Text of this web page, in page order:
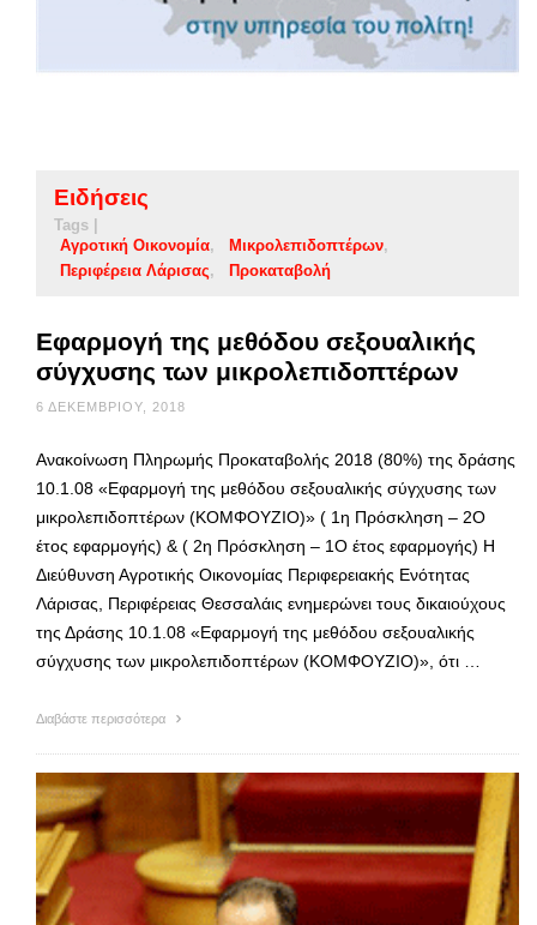
Ειδήσεις
Tags |
Αγροτική Οικονομία
Μικρολεπιδοπτέρων
Περιφέρεια Λάρισας
Προκαταβολή
Εφαρμογή της μεθόδου σεξουαλικής
σύγχυσης των μικρολεπιδοπτέρων
6 ΔΕΚΕΜΒΡΊΟΥ, 2018
Ανακοίνωση Πληρωμής Προκαταβολής 2018 (80%) της δράσης
10.1.08 «Εφαρμογή της μεθόδου σεξουαλικής σύγχυσης των
μικρολεπιδοπτέρων (ΚΟΜΦΟΥΖΙΟ)» ( 1η Πρόσκληση – 2Ο
έτος εφαρμογής) & ( 2η Πρόσκληση – 1Ο έτος εφαρμογής) Η
Διεύθυνση Αγροτικής Οικονομίας Περιφερειακής Ενότητας
Λάρισας, Περιφέρειας Θεσσαλάις ενημερώνει τους δικαιούχους
της Δράσης 10.1.08 «Εφαρμογή της μεθόδου σεξουαλικής
σύγχυσης των μικρολεπιδοπτέρων (ΚΟΜΦΟΥΖΙΟ)», ότι …
Διαβάστε περισσότερα